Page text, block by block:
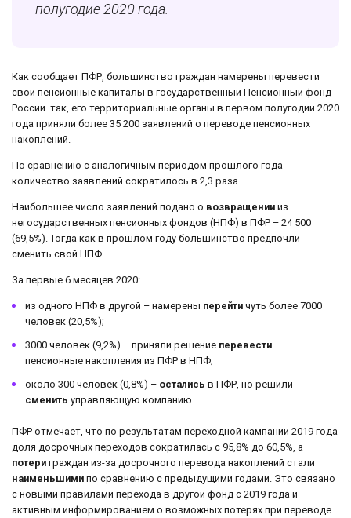
полугодие 2020 года.
Как сообщает ПФР, большинство граждан намерены перевести
свои пенсионные капиталы в государственный Пенсионный фонд
России. так, его территориальные органы в первом полугодии 2020
года приняли более 35 200 заявлений о переводе пенсионных
накоплений.
По сравнению с аналогичным периодом прошлого года
количество заявлений сократилось в 2,3 раза.
Наибольшее число заявлений подано о возвращении из
негосударственных пенсионных фондов (НПФ) в ПФР – 24 500
(69,5%). Тогда как в прошлом году большинство предпочли
сменить свой НПФ.
За первые 6 месяцев 2020:
из одного НПФ в другой – намерены перейти чуть более 7000
человек (20,5%);
3000 человек (9,2%) – приняли решение перевести
пенсионные накопления из ПФР в НПФ;
около 300 человек (0,8%) – остались в ПФР, но решили
сменить управляющую компанию.
ПФР отмечает, что по результатам переходной кампании 2019 года
доля досрочных переходов сократилась с 95,8% до 60,5%, а
потери граждан из-за досрочного перевода накоплений стали
наименьшими по сравнению с предыдущими годами. Это связано
с новыми правилами перехода в другой фонд с 2019 года и
активным информированием о возможных потерях при переводе